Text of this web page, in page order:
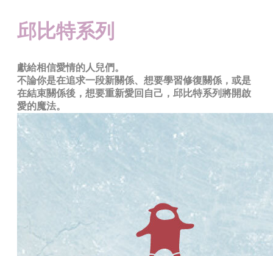
邱比特系列
獻給相信愛情的人兒們。
​不論你是在追求一段新關係、想要學習修復關係，或是
在結束關係後，想要重新愛回自己，邱比特系列將開啟
愛的魔法。